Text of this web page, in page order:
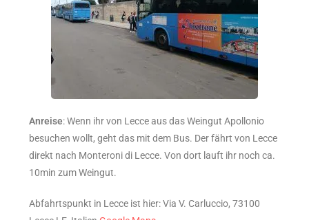
Anreise: Wenn ihr von Lecce aus das Weingut Apollonio
besuchen wollt, geht das mit dem Bus. Der fährt von Lecce
direkt nach Monteroni di Lecce. Von dort lauft ihr noch ca.
10min zum Weingut.
Abfahrtspunkt in Lecce ist hier: Via V. Carluccio, 73100